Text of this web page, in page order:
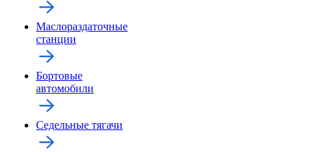
Маслораздаточные
станции
Бортовые
автомобили
Седельные тягачи